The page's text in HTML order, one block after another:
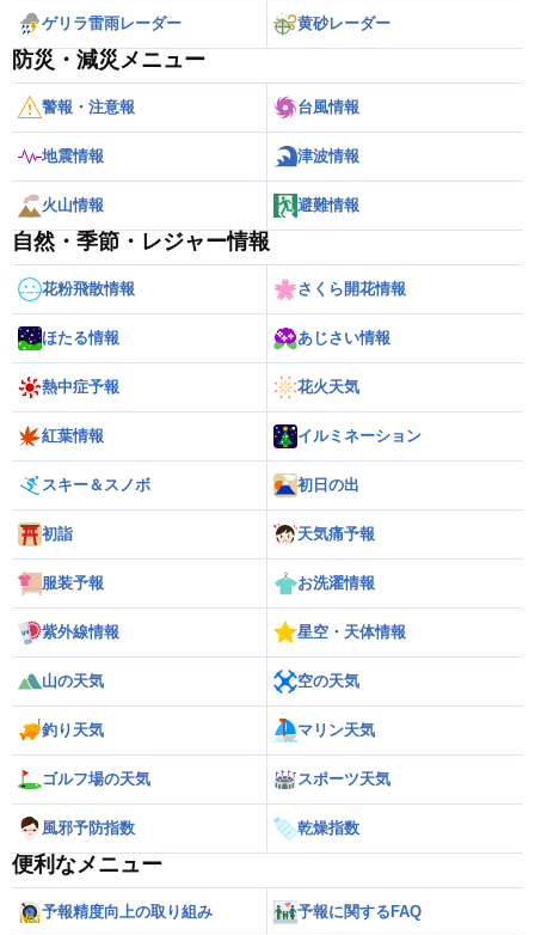
ゲリラ雷雨レーダー 黄砂レーダー
防災・減災メニュー
警報・注意報 台風情報
地震情報 津波情報
火山情報 避難情報
自然・季節・レジャー情報
花粉飛散情報 さくら開花情報
ほたる情報 あじさい情報
熱中症予報 花火天気
紅葉情報 イルミネーション
スキー＆スノボ 初日の出
初詣 天気痛予報
服装予報 お洗濯情報
紫外線情報 星空・天体情報
山の天気 空の天気
釣り天気 マリン天気
ゴルフ場の天気 スポーツ天気
風邪予防指数 乾燥指数
便利なメニュー
予報精度向上の取り組み 予報に関するFAQ